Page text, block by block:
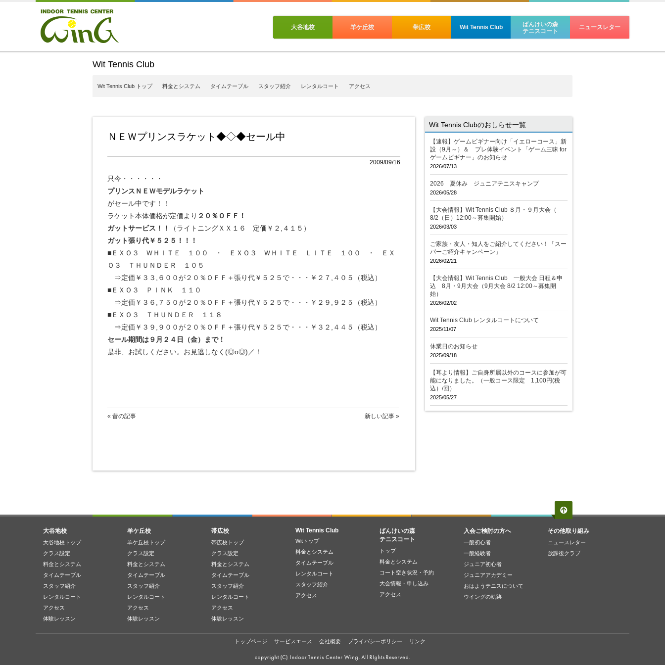
大谷地校 羊ケ丘校 帯広校 Wit Tennis Club
ばんけいの森
テニスコート
ニュースレター
Wit Tennis Club
Wit Tennis Club トップ 料金とシステム タイムテーブル スタッフ紹介 レンタルコート アクセス
ＮＥＷプリンスラケット◆◇◆セール中
2009/09/16
只今・・・・・・
プリンスＮＥＷモデルラケット
がセール中です！！
ラケット本体価格が定価より ２０％ＯＦＦ！
ガットサービス！！
（ライトニングＸＸ１６ 定価￥２,４１５）
ガット張り代￥５２５！！！
■ＥＸＯ３ ＷＨＩＴＥ １００ ・ ＥＸＯ３ ＷＨＩＴＥ ＬＩＴＥ １００ ・ ＥＸ
Ｏ３ ＴＨＵＮＤＥＲ １０５
⇒定価￥３３,６００が２０％ＯＦＦ＋張り代￥５２５で・・・￥２７,４０５（税込）
■ＥＸＯ３ ＰＩＮＫ １１０
⇒定価￥３６,７５０が２０％ＯＦＦ＋張り代￥５２５で・・・￥２９,９２５（税込）
■ＥＸＯ３ ＴＨＵＮＤＥＲ １１８
⇒定価￥３９,９００が２０％ＯＦＦ＋張り代￥５２５で・・・￥３２,４４５（税込）
セール期間は９月２４日（金）まで！
是非、お試しください。お見逃しなく(◎o◎)／！
« 昔の記事 新しい記事 »
Wit Tennis Clubのおしらせ一覧
【速報】ゲームビギナー向け「イエローコース」新
設（9月～）＆ プレ体験イベント「ゲーム三昧 for
ゲームビギナー」のお知らせ
2026/07/13
2026 夏休み ジュニアテニスキャンプ
2026/05/28
【大会情報】Wit Tennis Club ８月・９月大会（
8/2（日）12:00～募集開始）
2026/03/03
ご家族・友人・知人をご紹介してください！「スー
パーご紹介キャンペーン」
2026/02/21
【大会情報】Wit Tennis Club 一般大会 日程＆申
込 8月・9月大会（9月大会 8/2 12:00～募集開
始）
2026/02/02
Wit Tennis Club レンタルコートについて
2025/11/07
休業日のお知らせ
2025/09/18
【耳より情報】ご自身所属以外のコースに参加が可
能になりました。（一般コース限定 1,100円(税
込）/回）
2025/05/27
大谷地校
大谷地校トップ
クラス設定
料金とシステム
タイムテーブル
スタッフ紹介
レンタルコート
アクセス
体験レッスン
羊ケ丘校
羊ケ丘校トップ
クラス設定
料金とシステム
タイムテーブル
スタッフ紹介
レンタルコート
アクセス
体験レッスン
帯広校
帯広校トップ
クラス設定
料金とシステム
タイムテーブル
スタッフ紹介
レンタルコート
アクセス
体験レッスン
Wit Tennis Club
Witトップ
料金とシステム
タイムテーブル
レンタルコート
スタッフ紹介
アクセス
ばんけいの森
テニスコート
トップ
料金とシステム
コート空き状況・予約
大会情報・申し込み
アクセス
入会ご検討の方へ
一般初心者
一般経験者
ジュニア初心者
ジュニアアカデミー
おはようテニスについて
ウイングの軌跡
その他取り組み
ニュースレター
放課後クラブ
トップページ サービスエース 会社概要 プライバシーポリシー リンク